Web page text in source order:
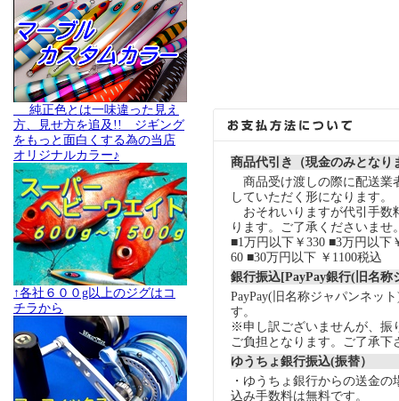
純正色とは一味違った見え
方、見せ方を追及!! ジギング
をもっと面白くする為の当店
オリジナルカラー♪
↑各社６００g以上のジグはコ
チラから
商品代引き（現金のみとなり
商品受け渡しの際に配送業
していただく形になります。
おそれいりますが代引手数
ります。ご了承くださいませ
■1万円以下￥330 ■3万円以下
60 ■30万円以下 ￥1100税込
銀行振込[PayPay銀行(旧名称
PayPay(旧名称ジャパンネッ
す。
※申し訳ございませんが、振
ご負担となります。ご了承下
ゆうちょ銀行振込(振替）
・ゆうちょ銀行からの送金
込み手数料は無料です。